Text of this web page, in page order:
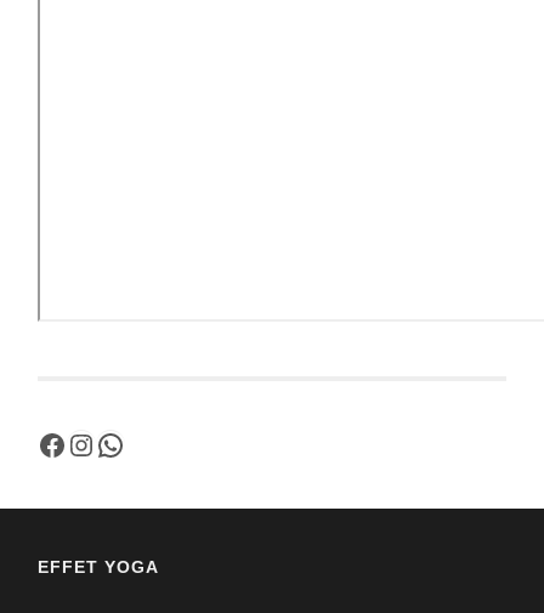
Facebook
Instagram
WhatsApp
EFFET YOGA